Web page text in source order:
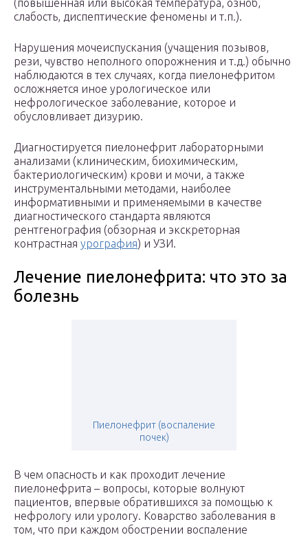
(повышенная или высокая температура, озноб,
слабость, диспептические феномены и т.п.).
Нарушения мочеиспускания (учащения позывов,
рези, чувство неполного опорожнения и т.д.) обычно
наблюдаются в тех случаях, когда пиелонефритом
осложняется иное урологическое или
нефрологическое заболевание, которое и
обусловливает дизурию.
Диагностируется пиелонефрит лабораторными
анализами (клиническим, биохимическим,
бактериологическим) крови и мочи, а также
инструментальными методами, наиболее
информативными и применяемыми в качестве
диагностического стандарта являются
рентгенография (обзорная и экскреторная
контрастная урография) и УЗИ.
Лечение пиелонефрита: что это за
болезнь
Пиелонефрит (воспаление
почек)
В чем опасность и как проходит лечение
пиелонефрита – вопросы, которые волнуют
пациентов, впервые обратившихся за помощью к
нефрологу или урологу. Коварство заболевания в
том, что при каждом обострении воспаление